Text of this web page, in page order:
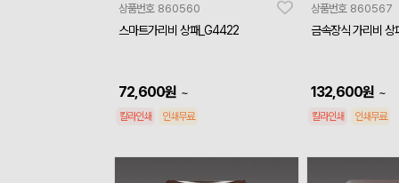
상품번호 860560
스마트가리비 상패_G4422
72,600원 ~
칼라인쇄 인쇄무료
상품번호 860567
금속장식 가리비
132,600원 ~
칼라인쇄 인쇄무료